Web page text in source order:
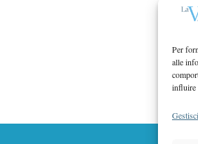
Per
alle
influire